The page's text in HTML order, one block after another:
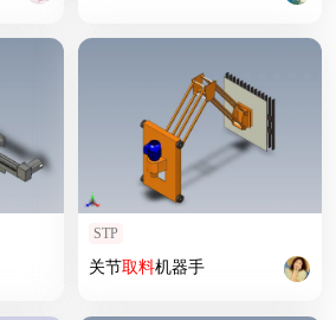
STP
关节取料机器手